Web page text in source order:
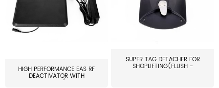
HIGH PERFORMANCE EAS RF
DEACTIVATOR WITH
ALARM(...
SUPER TAG DETACHER FOR
SHOPLIFTING(FLUSH -